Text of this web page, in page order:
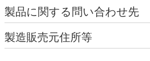
製品に関する問い合わせ先
製造販売元住所等